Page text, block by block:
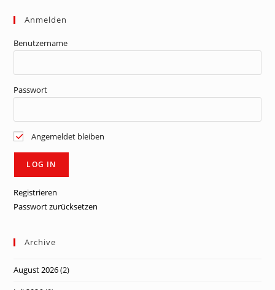
Anmelden
Benutzername
Passwort
Angemeldet bleiben
Registrieren
Passwort zurücksetzen
Archive
August 2026(2)